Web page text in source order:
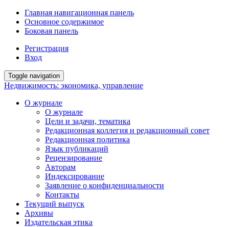
Главная навигационная панель
Основное содержимое
Боковая панель
Регистрация
Вход
Toggle navigation
Недвижимость: экономика, управление
О журнале
О журнале
Цели и задачи, тематика
Редакционная коллегия и редакционный совет
Редакционная политика
Язык публикаций
Рецензирование
Авторам
Индексирование
Заявление о конфиденциальности
Контакты
Текущий выпуск
Архивы
Издательская этика